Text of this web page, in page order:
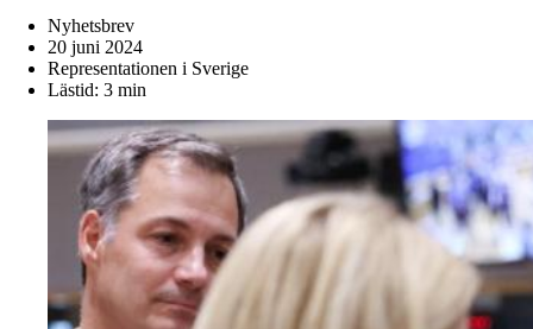
Nyhetsbrev
20 juni 2024
Representationen i Sverige
Lästid: 3 min